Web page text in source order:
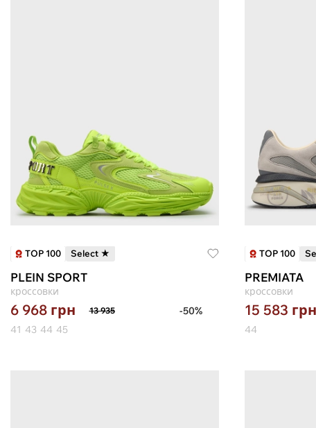
TOP 100 Select ★
PLEIN SPORT
кроссовки
6 968 грн 13 935
-50%
41 43 44 45
TOP 100
PREMIATA
кроссовки
15 583 грн
44